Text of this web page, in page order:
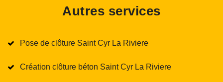
Autres services
Pose de clôture Saint Cyr La Riviere
Création clôture béton Saint Cyr La Riviere